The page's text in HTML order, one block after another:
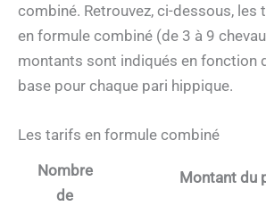
combiné. Retrouvez, ci-dessous, les
en formule combiné (de 3 à 9
montants sont indiqués en fonction
base pour chaque pari hippique.
Les tarifs en formule combiné
Nombre
de
Montant du